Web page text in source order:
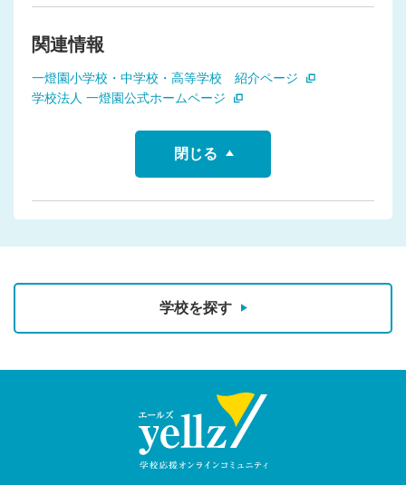
関連情報
一燈園小学校・中学校・高等学校 紹介ページ
学校法人 一燈園公式ホームページ
閉じる
学校を探す